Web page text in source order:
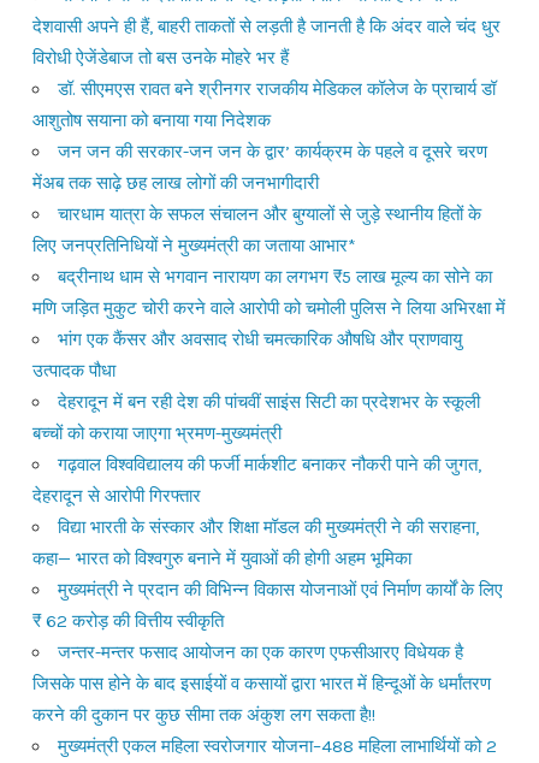
देशवासी अपने ही हैं, बाहरी ताकतों से लड़ती है जानती है कि अंदर वाले चंद धुर
विरोधी ऐजेंडेबाज तो बस उनके मोहरे भर हैं
डॉ. सीएमएस रावत बने श्रीनगर राजकीय मेडिकल कॉलेज के प्राचार्य डॉ
आशुतोष सयाना को बनाया गया निदेशक
जन जन की सरकार-जन जन के द्वार’ कार्यक्रम के पहले व दूसरे चरण
मेंअब तक साढ़े छह लाख लोगों की जनभागीदारी
चारधाम यात्रा के सफल संचालन और बुग्यालों से जुड़े स्थानीय हितों के
लिए जनप्रतिनिधियों ने मुख्यमंत्री का जताया आभार*
बद्रीनाथ धाम से भगवान नारायण का लगभग ₹5 लाख मूल्य का सोने का
मणि जड़ित मुकुट चोरी करने वाले आरोपी को चमोली पुलिस ने लिया अभिरक्षा में
भांग एक कैंसर और अवसाद रोधी चमत्कारिक औषधि और प्राणवायु
उत्पादक पौधा
देहरादून में बन रही देश की पांचवीं साइंस सिटी का प्रदेशभर के स्कूली
बच्चों को कराया जाएगा भ्रमण-मुख्यमंत्री
गढ़वाल विश्वविद्यालय की फर्जी मार्कशीट बनाकर नौकरी पाने की जुगत,
देहरादून से आरोपी गिरफ्तार
विद्या भारती के संस्कार और शिक्षा मॉडल की मुख्यमंत्री ने की सराहना,
कहा— भारत को विश्वगुरु बनाने में युवाओं की होगी अहम भूमिका
मुख्यमंत्री ने प्रदान की विभिन्न विकास योजनाओं एवं निर्माण कार्यों के लिए
₹ 62 करोड़ की वित्तीय स्वीकृति
जन्तर-मन्तर फसाद आयोजन का एक कारण एफसीआरए विधेयक है
जिसके पास होने के बाद इसाईयों व कसायों द्वारा भारत में हिन्दूओं के धर्मांतरण
करने की दुकान पर कुछ सीमा तक अंकुश लग सकता है!!
मुख्यमंत्री एकल महिला स्वरोजगार योजना–488 महिला लाभार्थियों को 2